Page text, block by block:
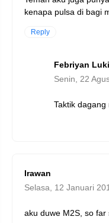
kenapa pulsa di bagi
Reply
Febriyan
Senin, 22
Taktik
Irawan
Selasa, 12 Januari
aku duwe M2S, so far